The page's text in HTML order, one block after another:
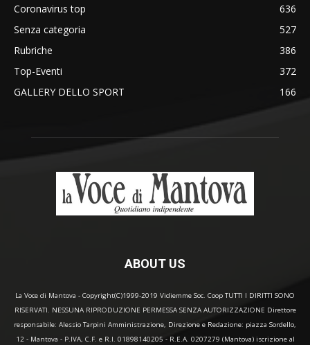
Coronavirus top
636
Senza categoria
527
Rubriche
386
Top-Eventi
372
GALLERY DELLO SPORT
166
ABOUT US
La Voce di Mantova - Copyright(C)1999-2019 Vidiemme Soc. Coop TUTTI I DIRITTI SONO
RISERVATI. NESSUNA RIPRODUZIONE PERMESSA SENZA AUTORIZZAZIONE Direttore
responsabile: Alessio Tarpini Amministrazione, Direzione e Redazione: piazza Sordello,
12 - Mantova - P.IVA, C.F. e R.I. 01898140205 - R.E.A. 0207279 (Mantova) iscrizione al